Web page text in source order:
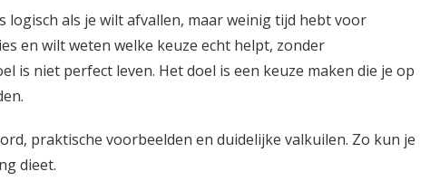
logisch als je wilt afvallen, maar weinig tijd hebt voor
en wilt weten welke keuze echt helpt, zonder
is niet perfect leven. Het doel is een keuze maken die je op
praktische voorbeelden en duidelijke valkuilen. Zo kun je
dieet.